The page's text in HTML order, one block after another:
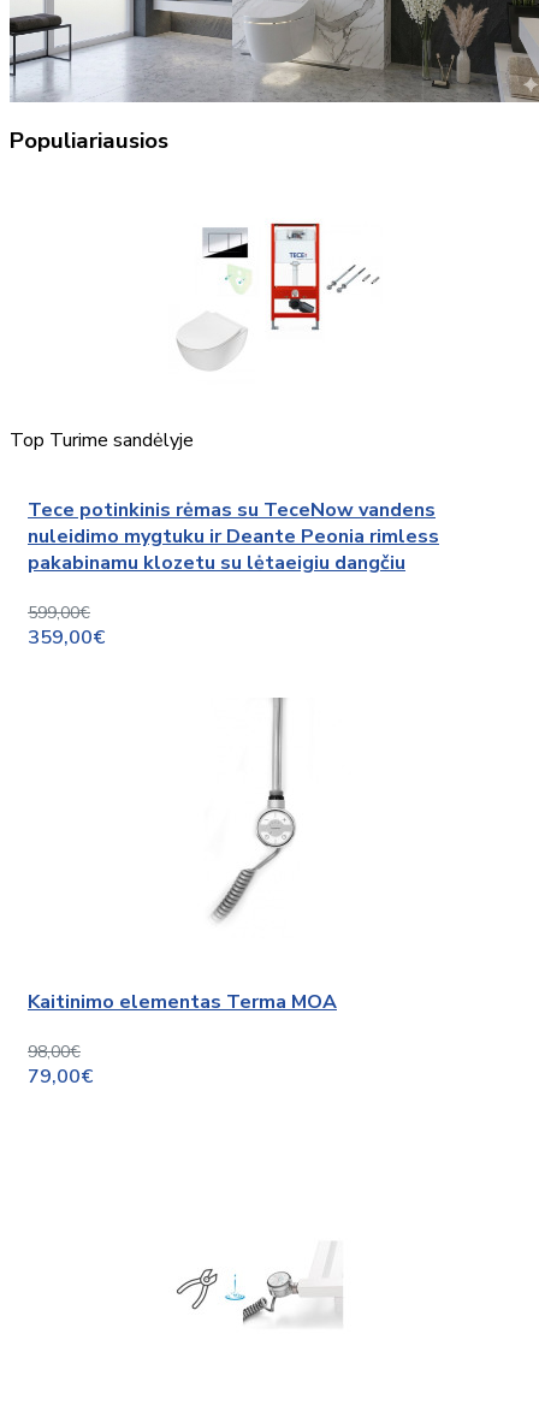
Populiariausios
Top Turime sandėlyje
Tece potinkinis rėmas su TeceNow vandens
nuleidimo mygtuku ir Deante Peonia rimless
pakabinamu klozetu su lėtaeigiu dangčiu
599,00€
359,00€
Kaitinimo elementas Terma MOA
98,00€
79,00€